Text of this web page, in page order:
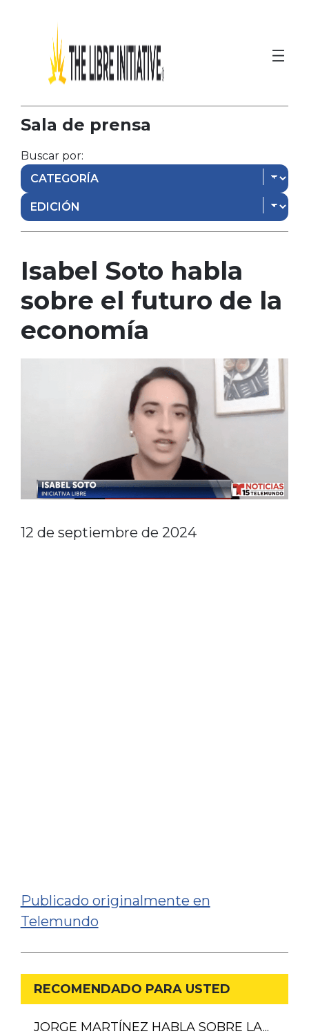
Sala de prensa
Buscar por:
Isabel Soto habla
sobre el futuro de la
economía
12 de septiembre de 2024
Publicado originalmente en
Telemundo
RECOMENDADO PARA USTED
JORGE MARTÍNEZ HABLA SOBRE LA...